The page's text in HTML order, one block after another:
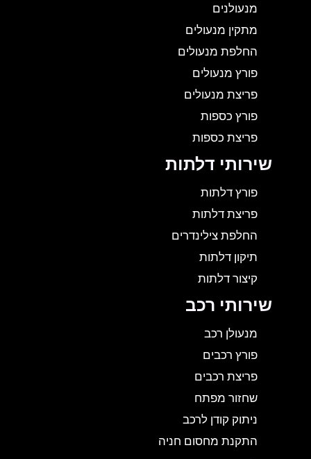
מנעולנים
מתקין מנעולים
החלפת מנעולים
פורץ מנעולים
פריצת מנעולים
פורץ כספות
פריצת כספות
שירותי דלתות
פורץ דלתות
פריצת דלתות
החלפת צילינדרים
תיקון דלתות
קיצור דלתות
שירותי רכב
מנעולן רכב
פורץ רכבים
פריצת רכבים
שחזור מפתח
ניתוק קודן לרכב
התקנת מחסום חניה